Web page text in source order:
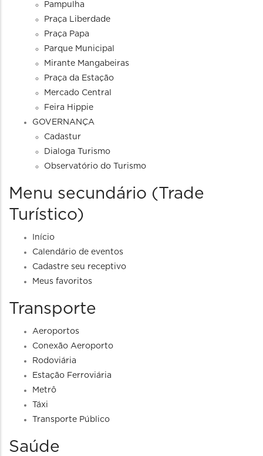
Pampulha
Praça Liberdade
Praça Papa
Parque Municipal
Mirante Mangabeiras
Praça da Estação
Mercado Central
Feira Hippie
GOVERNANÇA
Cadastur
Dialoga Turismo
Observatório do Turismo
Menu secundário (Trade
Turístico)
Início
Calendário de eventos
Cadastre seu receptivo
Meus favoritos
Transporte
Aeroportos
Conexão Aeroporto
Rodoviária
Estação Ferroviária
Metrô
Táxi
Transporte Público
Saúde